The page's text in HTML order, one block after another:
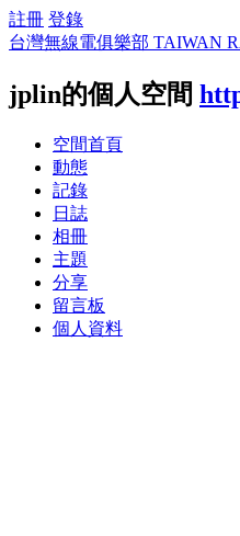
註冊 登錄
台灣無線電俱樂部 TAIWAN
jplin的個人空間
空間首頁
動態
記錄
日誌
相冊
主題
分享
留言板
個人資料